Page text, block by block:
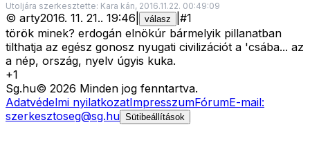
Utoljára szerkesztette: Kara kán, 2016.11.22. 00:49:09
© arty2016. 11. 21.. 19:46 válasz #1
török minek? erdogán elnökúr bármelyik pillanatban
tilthatja az egész gonosz nyugati civilizációt a 'csába... az
a nép, ország, nyelv úgyis kuka.
+1
Sg.hu© 2026 Minden jog fenntartva.
Adatvédelmi nyilatkozatImpresszumFórumE-mail:
szerkesztoseg@sg.hu Sütibeállítások